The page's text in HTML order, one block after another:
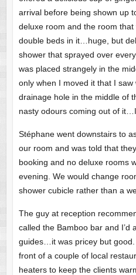
arrival before being shown up
deluxe room and the room
double beds in it…huge, but
shower that sprayed over
was placed strangely in the
only when I moved it that I
drainage hole in the middle of
nasty odours coming out of
Stéphane went downstairs to
our room and was told that
booking and no deluxe rooms
evening. We would change
shower cubicle rather than a
The guy at reception
called the Bamboo bar and I’d
guides…it was pricey but
front of a couple of local
heaters to keep the clients